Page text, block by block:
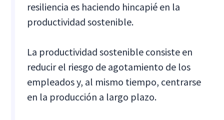
resiliencia es haciendo hincapié en la
productividad sostenible.
La productividad sostenible consiste en
reducir el riesgo de agotamiento de los
empleados y, al mismo tiempo, centrarse
en la producción a largo plazo.